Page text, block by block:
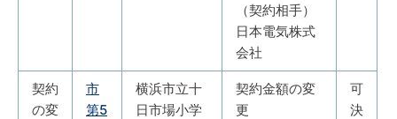
（契約相手）
日本電気株式
会社
契約
の変
市
第5
横浜市立十
日市場小学
契約金額の変
更
可
決